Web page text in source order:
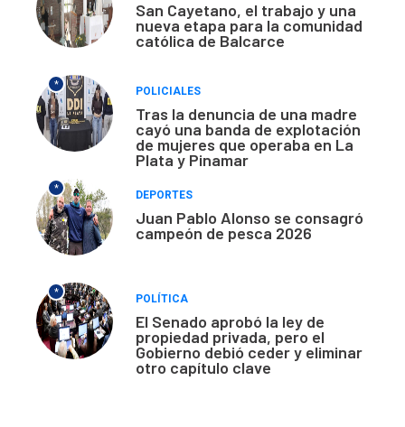
San Cayetano, el trabajo y una
nueva etapa para la comunidad
católica de Balcarce
*
POLICIALES
Tras la denuncia de una madre
cayó una banda de explotación
de mujeres que operaba en La
Plata y Pinamar
*
DEPORTES
Juan Pablo Alonso se consagró
campeón de pesca 2026
*
POLÍTICA
El Senado aprobó la ley de
propiedad privada, pero el
Gobierno debió ceder y eliminar
otro capítulo clave